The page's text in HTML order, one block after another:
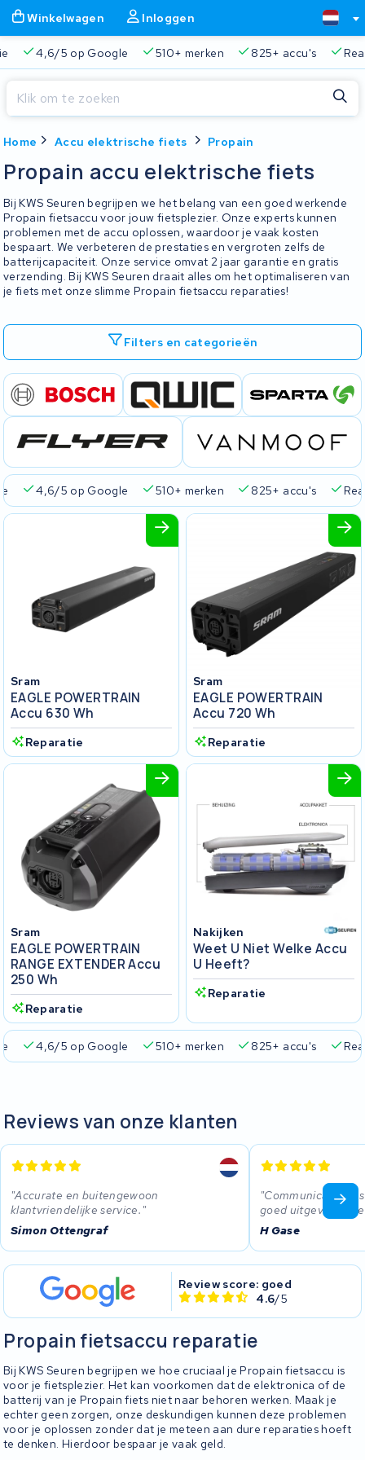
Winkelwagen Inloggen
4,6/5 op Google 510+ merken 825+ accu's
Home Accu elektrische fiets Propain
Propain accu elektrische fiets
Bij KWS Seuren begrijpen we het belang van een goed werkende
Propain fietsaccu voor jouw fietsplezier. Onze experts kunnen
problemen met de accu oplossen, waardoor je vaak kosten
bespaart. We verbeteren de prestaties en vergroten zelfs de
batterijcapaciteit. Onze service omvat 2 jaar garantie en gratis
verzending. Bij KWS Seuren draait alles om het optimaliseren van
je fiets met onze slimme Propain fietsaccu reparaties!
Filters en categorieën
4,6/5 op Google 510+ merken 825+ accu's
Sram
EAGLE POWERTRAIN
Accu 630 Wh
Reparatie
Sram
EAGLE POWERTRAIN
Accu 720 Wh
Reparatie
Sram
EAGLE POWERTRAIN
RANGE EXTENDER Accu
250 Wh
Reparatie
Nakijken
Weet U Niet Welke Accu
U Heeft?
Reparatie
4,6/5 op Google 510+ merken 825+ accu's
Reviews van onze klanten
Accurate en buitengewoon
klantvriendelijke service.
Simon Ottengraf
Communicatie
goed uitgevoerd
H Gase
Review score: goed
4.6/5
Propain fietsaccu reparatie
Bij KWS Seuren begrijpen we hoe cruciaal je Propain fietsaccu is
voor je fietsplezier. Het kan voorkomen dat de elektronica of de
batterij van je Propain fiets niet naar behoren werken. Maak je
echter geen zorgen, onze deskundigen kunnen deze problemen
voor je oplossen zonder dat je meteen aan dure reparaties hoeft
te denken. Hierdoor bespaar je vaak geld.
Je winkelwagen is leeg.
Gratis verzending en ophaalservice 45.000+ accu's
Sluiten
Begin te typen in de zoekbalk om te zoeken